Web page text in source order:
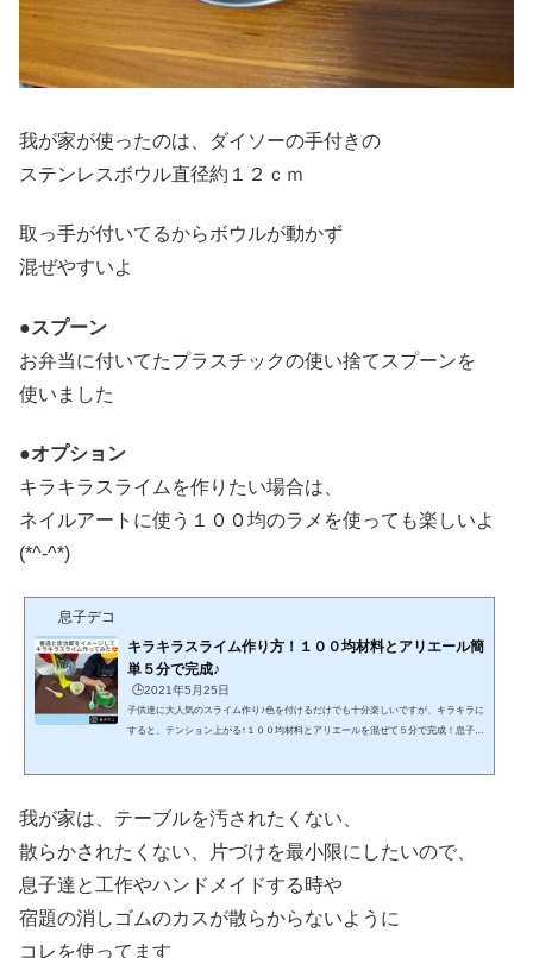
我が家が使ったのは、ダイソーの手付きの
ステンレスボウル直径約１２ｃｍ
取っ手が付いてるからボウルが動かず
混ぜやすいよ
●スプーン
お弁当に付いてたプラスチックの使い捨てスプーンを
使いました
●オプション
キラキラスライムを作りたい場合は、
ネイルアートに使う１００均のラメを使っても楽しいよ
(*^-^*)
息子デコ
キラキラスライム作り方！１００均材料とアリエール簡
単５分で完成♪
🕒️2021年5月25日
子供達に大人気のスライム作り♪色を付けるだけでも十分楽しいですが、キラキラに
すると、テンション上がる↑１００均材料とアリエールを混ぜて５分で完成！息子達
い道に困っちゃいませんか？余っても使い道に困らない材料でめっちゃ伸び～るキ
ラキラスライムを作ってみましたこ～んなに伸びるよh...
我が家は、テーブルを汚されたくない、
散らかされたくない、片づけを最小限にしたいので、
息子達と工作やハンドメイドする時や
宿題の消しゴムのカスが散らからないように
コレを使ってます